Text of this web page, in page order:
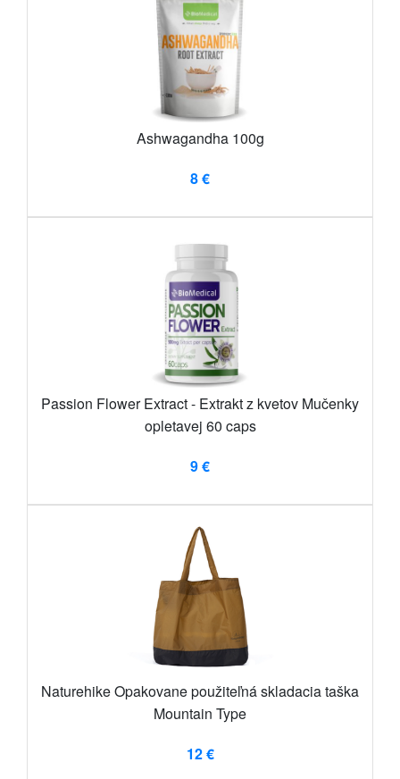
Ashwagandha 100g
8 €
Passion Flower Extract - Extrakt z kvetov Mučenky
opletavej 60 caps
9 €
Naturehike Opakovane použiteľná skladacia taška
Mountain Type
12 €